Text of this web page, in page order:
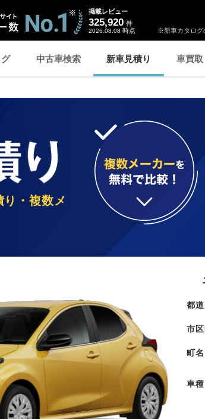
※新車カタログ
掲載レビュー
325,920 件
2026.08.08 時点
中古車検索 新車見積り 車買取
・複数メ
都
市
町名
車種